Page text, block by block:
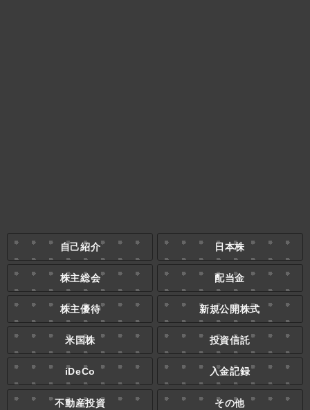
自己紹介 日本株
株主総会 配当金
株主優待 新規公開株式
米国株 投資信託
iDeCo 入金記録
不動産投資 その他